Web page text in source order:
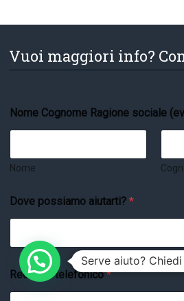
Vuoi maggiori info?
Nome Cognome Ragione sociale
Nome
Dove possiamo aiutarti?*
Recapito telefonico*
Serve aiuto?